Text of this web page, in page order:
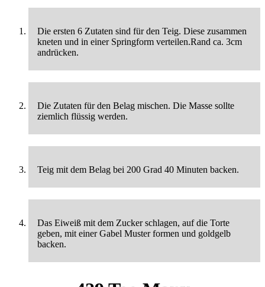
Die ersten 6 Zutaten sind für den Teig. Diese zusammen
kneten und in einer Springform verteilen.Rand ca. 3cm
andrücken.
Die Zutaten für den Belag mischen. Die Masse sollte
ziemlich flüssig werden.
Teig mit dem Belag bei 200 Grad 40 Minuten backen.
Das Eiweiß mit dem Zucker schlagen, auf die Torte
geben, mit einer Gabel Muster formen und goldgelb
backen.